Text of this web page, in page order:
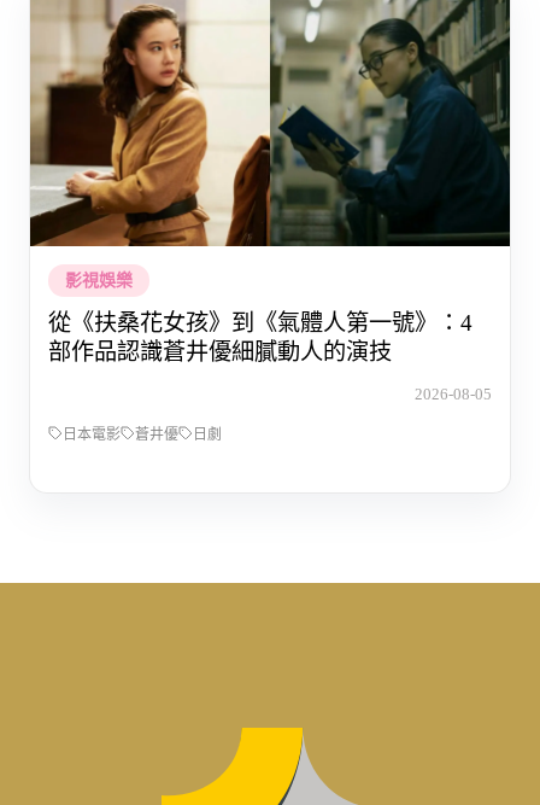
影視娛樂
從《扶桑花女孩》到《氣體人第一號》：4
部作品認識蒼井優細膩動人的演技
2026-08-05
日本電影 蒼井優 日劇